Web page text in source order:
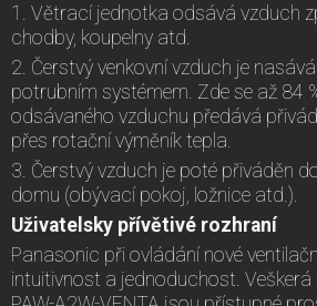
1. Větrací jednotka odsává vzduch
chodby, koupelny atd.
2. Čerstvý venkovní vzduch je
potrubním systémem. Zde se až 84
odsávaného vzduchu předává
přes rotační výměník tepla.
3. Čerstvý vzduch je poté přiváděn
domu (obývací pokoj, ložnice atd.).
Uživatelsky přívětivé rozhraní
Panasonic při ovládání nové
intuitivnost a jednoduchost.